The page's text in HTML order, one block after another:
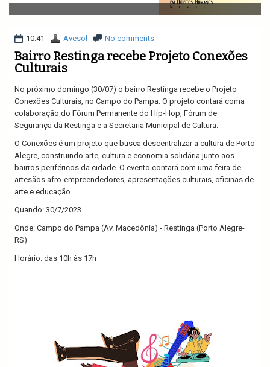
v
i
a
t
i
10:41 Avesol No comments
Bairro Restinga recebe Projeto Conexões
Culturais
No próximo domingo (30/07) o bairro Restinga recebe o Projeto
Conexões Culturais, no Campo do Pampa. O projeto contará coma
colaboração do Fórum Permanente do Hip-Hop, Fórum de
Segurança da Restinga e a Secretaria Municipal de Cultura.
O Conexões é um projeto que busca descentralizar a cultura de Porto
Alegre, construindo arte, cultura e economia solidária junto aos
bairros periféricos da cidade. O evento contará com uma feira de
artesãos afro-empreendedores, apresentações culturais, oficinas de
arte e educação.
Quando: 30/7/2023
Onde: Campo do Pampa (Av. Macedônia) - Restinga (Porto Alegre-
RS)
Horário: das 10h às 17h